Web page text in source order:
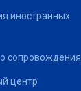
иностранных
сопровождения
центр